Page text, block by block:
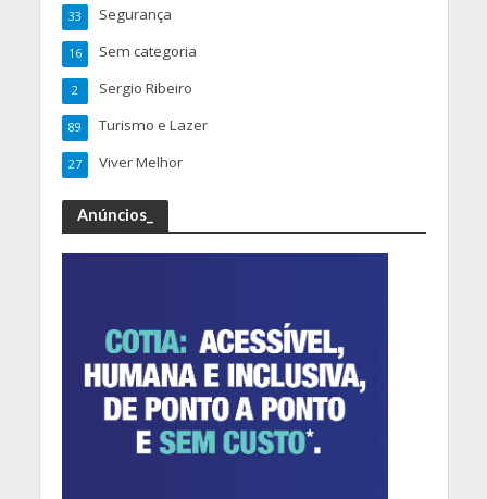
Segurança
33
Sem categoria
16
Sergio Ribeiro
2
Turismo e Lazer
89
Viver Melhor
27
Anúncios_